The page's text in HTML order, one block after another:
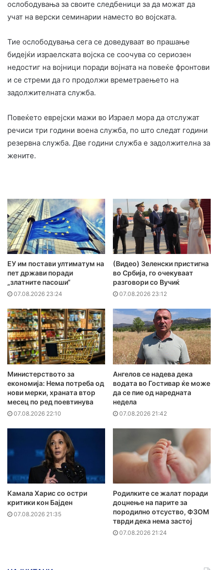
ослободувања за своите следбеници за да можат да
учат на верски семинарии наместо во војската.
Тие ослободувања сега се доведуваат во прашање
бидејќи израелската војска се соочува со сериозен
недостиг на војници поради војната на повеќе фронтови
и се стреми да го продолжи времетраењето на
задолжителната служба.
Повеќето еврејски мажи во Израел мора да отслужат
речиси три години воена служба, по што следат години
резервна служба. Две години служба е задолжителна за
жените.
ЕУ им постави ултиматум на
пет држави поради
„златните пасоши“
07.08.2026 23:24
(Видео) Зеленски пристигна
во Србија, го очекуваат
разговори со Вучиќ
07.08.2026 23:12
Министерството за
економија: Нема потреба од
нови мерки, храната втор
месец по ред поевтинува
07.08.2026 22:10
Ангелов се надева дека
водата во Гостивар ќе може
да се пие од наредната
недела
07.08.2026 21:42
Камала Харис со остри
критики кон Бајден
07.08.2026 21:35
Родилките се жалат поради
доцнење на парите за
породилно отсуство, ФЗОМ
тврди дека нема застој
07.08.2026 21:24